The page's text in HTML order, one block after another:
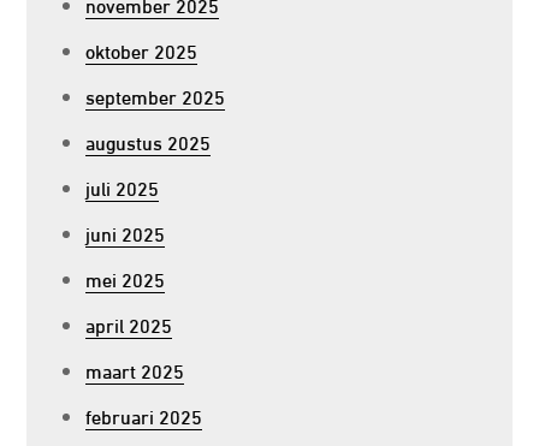
oktober 2025
september 2025
augustus 2025
juli 2025
juni 2025
mei 2025
april 2025
maart 2025
februari 2025